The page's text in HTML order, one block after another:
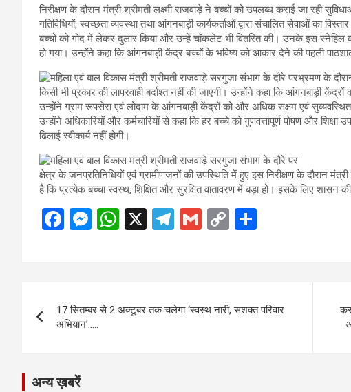
निरीक्षण के दौरान मंत्री श्रीमती लक्ष्मी राजवाड़े ने बच्चों को उपलब्ध कराई जा रही
गतिविधियों, स्वच्छता व्यवस्था तथा आंगनबाड़ी कार्यकर्ताओं द्वारा संचालित सेवाओं का
बच्चों को गोद में लेकर दुलार किया और उन्हें चॉकलेट भी वितरित की। उनके इस
हो गया। उन्होंने कहा कि आंगनबाड़ी केंद्र बच्चों के भविष्य को आकार देने की पहली
भ्रमण के
किसी भी प्रकार की लापरवाही बर्दाश्त नहीं की जाएगी। उन्होंने कहा कि आंगनबाड़ी
उन्होंने ग्राम रूपसेरा एवं लोदाम के आंगनबाड़ी केंद्रों को और अधिक सक्षम एवं
उन्होंने अधिकारियों और कर्मचारियों से कहा कि हर बच्चे को गुणवत्तापूर्ण पोषण और शिक्षा
ढिलाई स्वीकार्य नहीं होगी।
क्षेत्र के जनप्रतिनिधियों एवं ग्रामीणजनों की उपस्थिति में हुए इस निरीक्षण के दौरान
है कि प्रत्येक बच्चा स्वस्थ, शिक्षित और सुरक्षित वातावरण में बड़ा हो। इसके लिए
F
ce
o
o
k
M
se
g
er
W
at
A
p
X
T
e
a
G
ail
C
py
n
ar
navigation
17 सितम्बर से 2 अक्टूबर तक चलेगा ‘स्वस्थ नारी, सशक्त परिवार
अभियान’…..
अन्य ख़बरें